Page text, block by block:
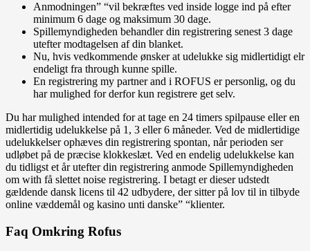
Anmodningen” “vil bekræftes ved inside logge ind på efter
minimum 6 dage og maksimum 30 dage.
Spillemyndigheden behandler din registrering senest 3 dage
utefter modtagelsen af din blanket.
Nu, hvis vedkommende ønsker at udelukke sig midlertidigt elr
endeligt fra through kunne spille.
En registrering my partner and i ROFUS er personlig, og du
har mulighed for derfor kun registrere get selv.
Du har mulighed intended for at tage en 24 timers spilpause eller en
midlertidig udelukkelse på 1, 3 eller 6 måneder. Ved de midlertidige
udelukkelser ophæves din registrering spontan, når perioden ser
udløbet på de præcise klokkeslæt. Ved en endelig udelukkelse kan
du tidligst et år utefter din registrering anmode Spillemyndigheden
om with få slettet noise registrering. I betagt er dieser udstedt
gældende dansk licens til 42 udbydere, der sitter på lov til in tilbyde
online væddemål og kasino unti danske” “klienter.
Faq Omkring Rofus